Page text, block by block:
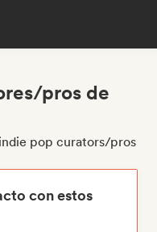
pros de
pop curators/pros
con estos